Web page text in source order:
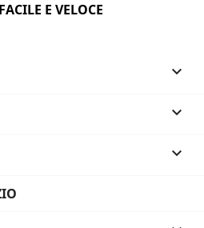
E VELOCE


